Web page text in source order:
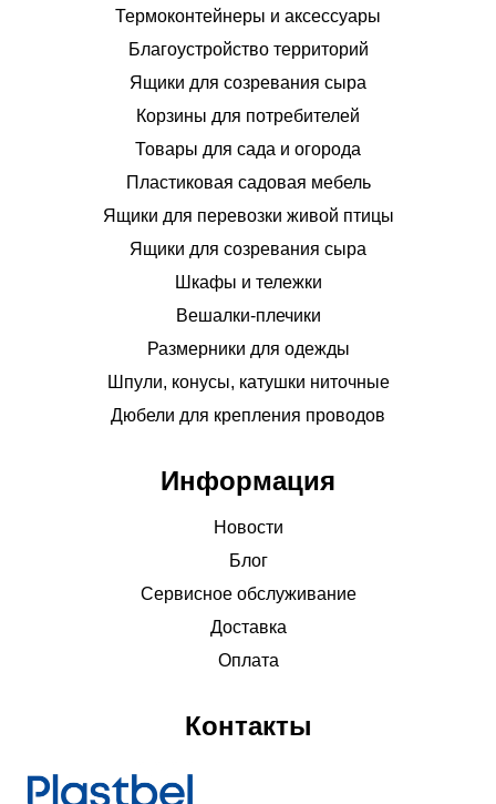
Термоконтейнеры и аксессуары
Благоустройство территорий
Ящики для созревания сыра
Корзины для потребителей
Товары для сада и огорода
Пластиковая садовая мебель
Ящики для перевозки живой птицы
Ящики для созревания сыра
Шкафы и тележки
Вешалки-плечики
Размерники для одежды
Шпули, конусы, катушки ниточные
Дюбели для крепления проводов
Информация
Новости
Блог
Сервисное обслуживание
Доставка
Оплата
Контакты